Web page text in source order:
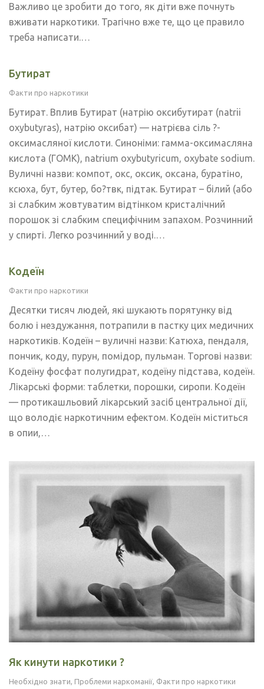
Важливо це зробити до того, як діти вже почнуть
вживати наркотики. Трагічно вже те, що це правило
треба написати.…
Бутират
Факти про наркотики
Бутират. Вплив Бутират (натрію оксибутират (natrii
oxybutyras), натрію оксибат) — натрієва сіль ?-
оксимасляної кислоти. Синоніми: гамма-оксимасляна
кислота (ГОМК), natrium oxybutyricum, oxybate sodium.
Вуличні назви: компот, окс, оксик, оксана, буратіно,
ксюха, бут, бутер, бо?твк, підтак. Бутират – білий (або
зі слабким жовтуватим відтінком кристалічний
порошок зі слабким специфічним запахом. Розчинний
у спирті. Легко розчинний у воді.…
Кодеїн
Факти про наркотики
Десятки тисяч людей, які шукають порятунку від
болю і нездужання, потрапили в пастку цих медичних
наркотиків. Кодеїн – вуличні назви: Катюха, пендаля,
пончик, коду, пурун, помідор, пульман. Торгові назви:
Кодеїну фосфат полугидрат, кодеїну підстава, кодеїн.
Лікарські форми: таблетки, порошки, сиропи. Кодеїн
— протикашльовий лікарський засіб центральної дії,
що володіє наркотичним ефектом. Кодеїн міститься
в опии,…
Як кинути наркотики ?
Необхідно знати Проблеми наркоманії Факти про наркотики